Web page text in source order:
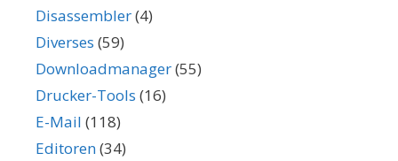
Disassembler(4)
Diverses (59)
Downloadmanager(55)
Drucker-Tools (16)
E-Mail (118)
Editoren(34)